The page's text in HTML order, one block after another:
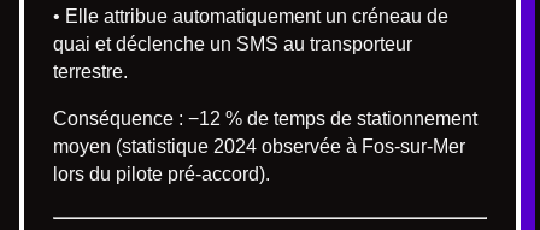
• Elle attribue automatiquement un créneau de
quai et déclenche un SMS au transporteur
terrestre.
Conséquence : −12 % de temps de stationnement
moyen (statistique 2024 observée à Fos-sur-Mer
lors du pilote pré-accord).